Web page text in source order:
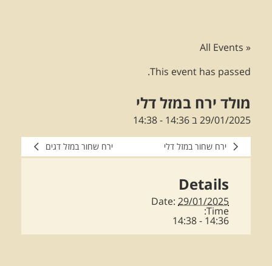
« All Events
This event has passed.
מולד ירח במזל דלי
29/01/2025 ב 14:36 -
14:38
ירח שחור במזל דלי ירח שחור במזל דגים
Details
Date: 29/01/2025
Time:
14:36 - 14:38